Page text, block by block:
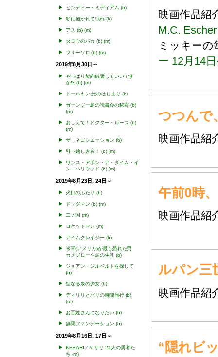
ヒンディー・ミディアム (b)
影に抱かれて眠れ (b)
アス (b) (m)
タロウのバカ (b) (m)
フリーソロ (b) (m)
2019年8月30日～
やっぱり契約破棄していいです
か!? (b) (m)
トールキン 旅のはじまり (b)
ガーンジー島の読書会の秘密 (b)
(m)
おしえて！ドクター・ルース (b)
(m)
ザ・ネゴシエーション (b)
引っ越し大名！ (b) (m)
ワンス・アポン・ア・タイム・イ
ン・ハリウッド (b) (m)
2019年8月23日, 24日～
火口のふたり (b)
ドッグマン (b) (m)
二ノ国 (m)
ロケットマン (m)
アイムクレイジー (b)
米軍(アメリカ)が最も恐れた男
カメジロー不屈の生涯 (b)
ジョアン・ジルベルトを探して
(b)
聖なる泉の少女 (b)
ディリリとパリの時間旅行 (b)
(m)
お百姓さんになりたい (b)
無限ファンデーション (b)
2019年8月16日, 17日～
KESARI／ケサリ 21人の勇者た
ち (m)
映画作品
M.C.
ミッキー
ー 12月14
つつんで
映画作品
午前0時
映画作品
ルパン
映画作品
“隠れビ